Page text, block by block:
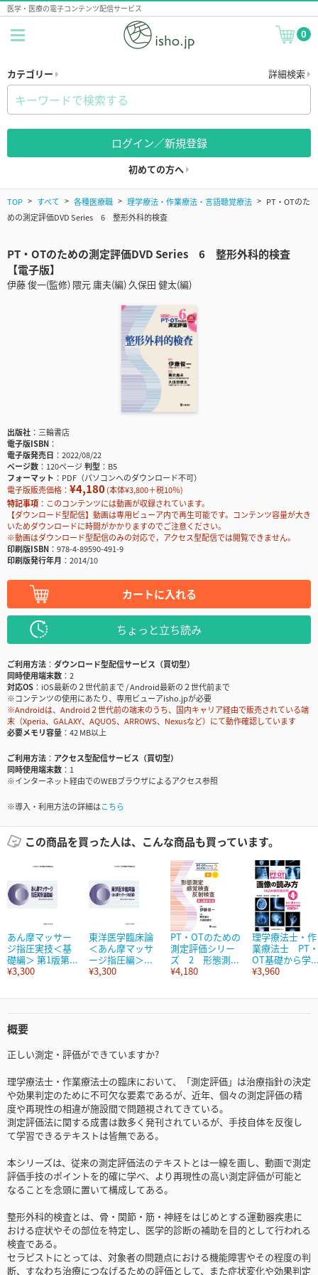
医学・医療の電子コンテンツ配信サービス
0
カテゴリー 詳細検索
ログイン／新規登録
初めての方へ
TOP すべて 各種医療職 理学療法・作業療法・言語聴覚療法
PT・OTのた
めの測定評価DVD Series 6 整形外科的検査
PT・OTのための測定評価DVD Series 6 整形外科的検査
【電子版】
伊藤 俊一(監修) 隈元 庸夫(編) 久保田 健太(編)
出版社
三輪書店
電子版ISBN
電子版発売日
2022/08/22
ページ数
120ページ判型
B5
フォーマット
PDF（パソコンへのダウンロード不可）
電子版販売価格： ¥4,180(本体¥3,800＋税10％)
特記事項
このコンテンツには動画が収録されています。
【ダウンロード型配信】動画は専用ビューア内で再生可能です。コンテンツ容量が大き
いためダウンロードに時間がかかりますのでご注意ください。
※動画はダウンロード型配信のみの対応で，アクセス型配信では閲覧できません。
印刷版ISBN
978-4-89590-491-9
印刷版発行年月
2014/10
カートに入れる
ちょっと立ち読み
ご利用方法
ダウンロード型配信サービス（買切型）
同時使用端末数
2
対応OS
iOS最新の２世代前まで / Android最新の２世代前まで
※コンテンツの使用にあたり、専用ビューアisho.jpが必要
※Androidは、Android２世代前の端末のうち、国内キャリア経由で販売されている端
末（Xperia、GALAXY、AQUOS、ARROWS、Nexusなど）にて動作確認しています
必要メモリ容量
42 MB以上
ご利用方法
アクセス型配信サービス（買切型）
同時使用端末数
1
※インターネット経由でのWEBブラウザによるアクセス参照
※導入・利用方法の詳細はこちら
この商品を買った人は、こんな商品も買っています。
あん摩マッサー
ジ指圧実技＜基
礎編＞ 第1版第...
¥3,300
東洋医学臨床論
＜あん摩マッサ
ージ指圧編＞...
¥3,300
PT・OTのための
測定評価シリー
ズ 2 形態測...
¥4,180
理学療法士・作
業療法士 PT・
OT基礎から学
¥3,960
概要
正しい測定・評価ができていますか?
理学療法士・作業療法士の臨床において、「測定評価」は治療指針の決定
や効果判定のために不可欠な要素であるが、近年、個々の測定評価の精
度や再現性の相違が施設間で問題視されてきている。
測定評価法に関する成書は数多く発刊されているが、手技自体を反復し
て学習できるテキストは皆無である。
本シリーズは、従来の測定評価法のテキストとは一線を画し、動画で測定
評価手技のポイントを的確に学べ、より再現性の高い測定評価が可能と
なることを念頭に置いて構成してある。
整形外科的検査とは、骨・関節・筋・神経をはじめとする運動器疾患に
おける症状やその部位を特定し、医学的診断の補助を目的として行われる
検査である。
セラピストにとっては、対象者の問題点における機能障害やその程度の判
断、すなわち治療につなげるための評価として、また症状変化や効果判定